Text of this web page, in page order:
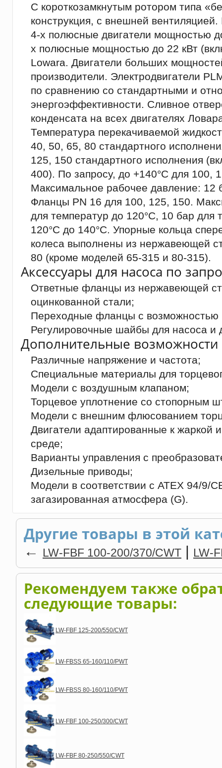
С короткозамкнутым ротором типа
конструкция, с внешней
4-х полюсные двигатели мощностью
х полюсные мощностью до 22 кВт
Lowara. Двигатели больших
производители. Электродвигатели
по сравнению со стандартными и
энергоэффективности. Сливное
конденсата на всех двигателях
Температура перекачиваемой
40, 50, 65, 80 стандартного
125, 150 стандартного исполнения
400). По запросу, до +140°C для 100,
Максимальное рабочее давление: 12
Фланцы PN 16 для 100, 125, 150.
для температур до 120°C, 10 бар для
120°C до 140°C. Упорные кольца
колеса выполнены из нержавеющей
80 (кроме моделей 65-315 и 80-315).
Аксессуары для насоса по
Ответные фланцы из нержавеющей
оцинкованной стали;
Переходные фланцы с возможностью
Регулировочные шайбы для насоса и
Дополнительные возможности
Различные напряжение и частота;
Специальные материалы для
Модели с воздушным клапаном;
Торцевое уплотнение со стопорным
Модели с внешним флюсованием
Двигатели адаптированные к жаркой
среде;
Варианты управления с
Дизельные приводы;
Модели в соответствии с ATEX 94/9/
загазированная атмосфера (G).
Другие товары в этой
← LW-FBF 100-200/370/CWT | LW-
Рекомендуем также
следующие товары:
LW-FBF 125-200/550/CWT
LW-FBSS 65-160/110/PWT
LW-FBSS 80-160/110/PWT
LW-FBF 100-250/300/CWT
LW-FBF 80-250/550/CWT